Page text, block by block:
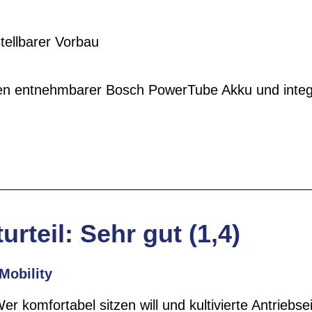
Vorbau
entnehmbarer Bosch PowerTube Akku und
Sehr gut (1,4)
komfortabel sitzen will und kultivierte